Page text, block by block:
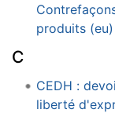
produits (eu)
C
CEDH :
liberté